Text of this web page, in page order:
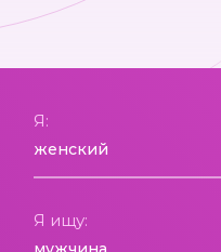
Я:
Я ищу: